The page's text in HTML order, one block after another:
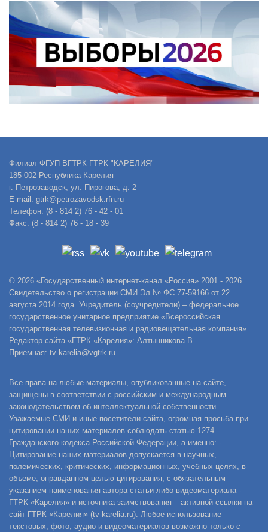
Филиал ФГУП ВГТРК ГТРК "КАРЕЛИЯ"
185 002 Республика Карелия
г. Петрозаводск, ул. Пирогова, д. 2
E-mail: gtrk@petrozavodsk.rfn.ru
Телефон: (8 - 814 2) 76 - 42 - 01
Факс: (8 - 814 2) 76 - 18 - 39
© 2026 «Государственный интернет-канал «Россия» 2001 - 2026.
Свидетельство о регистрации СМИ Эл № ФС 77-59166 от 22
августа 2014 года. Учредитель (соучредители) – федеральное
государственное унитарное предприятие «Всероссийская
государственная телевизионная и радиовещательная компания».
Редактор сайта «ГТРК «Карелия»: Алтынникова В.
Приемная: tv-karelia@vgtrk.ru
Все права на любые материалы, опубликованные на сайте,
защищены в соответствии с российским и международным
законодательством об интеллектуальной собственности.
Уважаемые СМИ и иные посетители сайта, огромная просьба при
цитировании наших материалов соблюдать статью 1274
Гражданского кодекса Российской Федерации, а именно: -
Цитирование наших материалов допускается в научных,
полемических, критических, информационных, учебных целях, в
объеме, оправданном целью цитирования, с обязательным
указанием наименования автора статьи либо видеоматериала -
ГТРК «Карелия» и источника заимствования – активной ссылки на
сайт ГТРК «Карелия» (tv-karelia.ru). Любое использование
текстовых, фото, аудио и видеоматериалов возможно только с